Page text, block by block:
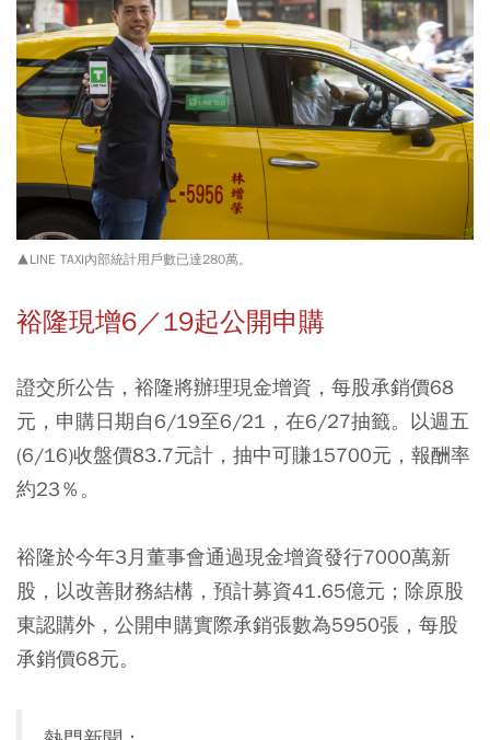
▲LINE TAXI內部統計用戶數已達280萬。
裕隆現增6／19起公開申購
證交所公告，裕隆將辦理現金增資，每股承銷價68
元，申購日期自6/19至6/21，在6/27抽籤。以週五
(6/16)收盤價83.7元計，抽中可賺15700元，報酬率
約23％。
裕隆於今年3月董事會通過現金增資發行7000萬新
股，以改善財務結構，預計募資41.65億元；除原股
東認購外，公開申購實際承銷張數為5950張，每股
承銷價68元。